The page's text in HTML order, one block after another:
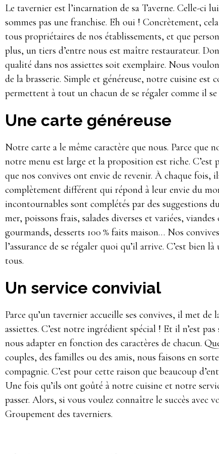
Le tavernier est l’incarnation de sa Taverne. Celle-ci
sommes pas une franchise. Eh oui ! Concrètement,
tous propriétaires de nos établissements, et que
plus, un tiers d’entre nous est maître restaurateur.
qualité dans nos assiettes soit exemplaire. Nous
de la brasserie. Simple et généreuse, notre cuisine
permettent à tout un chacun de se régaler comme il
Une carte généreuse
Notre carte a le même caractère que nous. Parce que
notre menu est large et la proposition est riche. C’est
que nos convives ont envie de revenir. À chaque fois,
complètement différent qui répond à leur envie du
incontournables sont complétés par des suggestions
mer, poissons frais, salades diverses et variées,
gourmands, desserts 100 % faits maison… Nos
l’assurance de se régaler quoi qu’il arrive. C’est bien
tous.
Un service convivial
Parce qu’un tavernier accueille ses convives, il met de
assiettes. C’est notre ingrédient spécial ! Et il n’est
nous adapter en fonction des caractères de chacun.
couples, des familles ou des amis, nous faisons en
compagnie. C’est pour cette raison que beaucoup
Une fois qu’ils ont goûté à notre cuisine et notre
passer. Alors, si vous voulez connaître le succès avec
Groupement des taverniers.